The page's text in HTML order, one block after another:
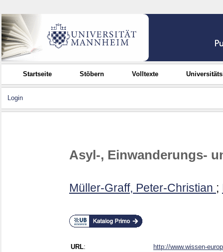
Startseite Stöbern Volltexte
Login
Asyl-, Einwanderungs-
Müller-Graff, Peter-Christian ;
URL:
http://www.wissen-